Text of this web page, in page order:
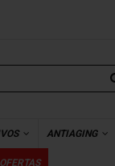
ANTIAGING
OFERTAS